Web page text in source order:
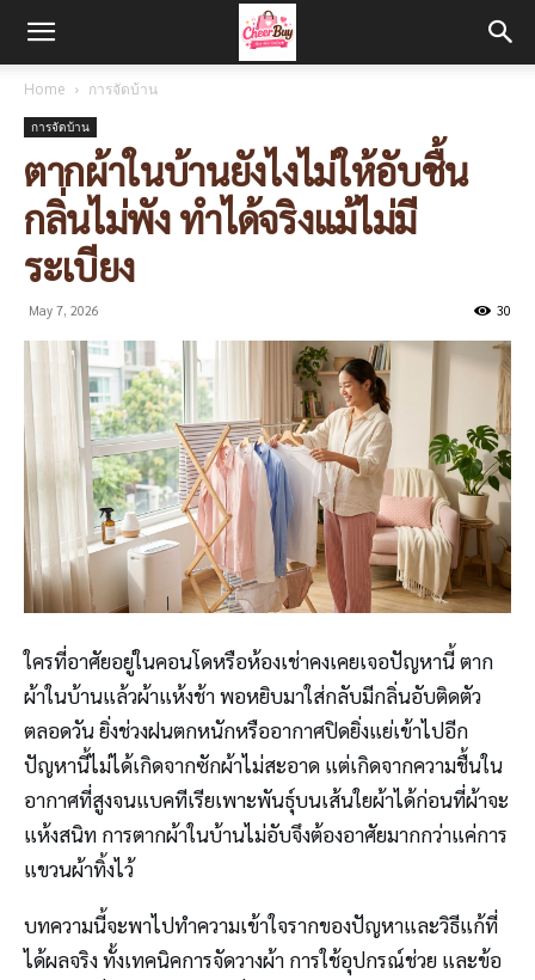
Home การจัดบ้าน
การจัดบ้าน
ตากผ้าในบ้านยังไงไม่ให้อับชื้น
กลิ่นไม่พัง ทำได้จริงแม้ไม่มี
ระเบียง
May 7, 2026 30
ใครที่อาศัยอยู่ในคอนโดหรือห้องเช่าคงเคยเจอปัญหานี้ ตาก
ผ้าในบ้านแล้วผ้าแห้งช้า พอหยิบมาใส่กลับมีกลิ่นอับติดตัว
ตลอดวัน ยิ่งช่วงฝนตกหนักหรืออากาศปิดยิ่งแย่เข้าไปอีก
ปัญหานี้ไม่ได้เกิดจากซักผ้าไม่สะอาด แต่เกิดจากความชื้นใน
อากาศที่สูงจนแบคทีเรียเพาะพันธุ์บนเส้นใยผ้าได้ก่อนที่ผ้าจะ
แห้งสนิท การตากผ้าในบ้านไม่อับจึงต้องอาศัยมากกว่าแค่การ
แขวนผ้าทิ้งไว้
บทความนี้จะพาไปทำความเข้าใจรากของปัญหาและวิธีแก้ที่
ได้ผลจริง ทั้งเทคนิคการจัดวางผ้า การใช้อุปกรณ์ช่วย และข้อ